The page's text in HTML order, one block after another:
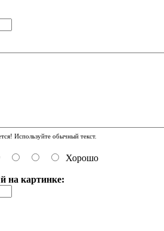
Используйте обычный текст.
Хорошо
на картинке: